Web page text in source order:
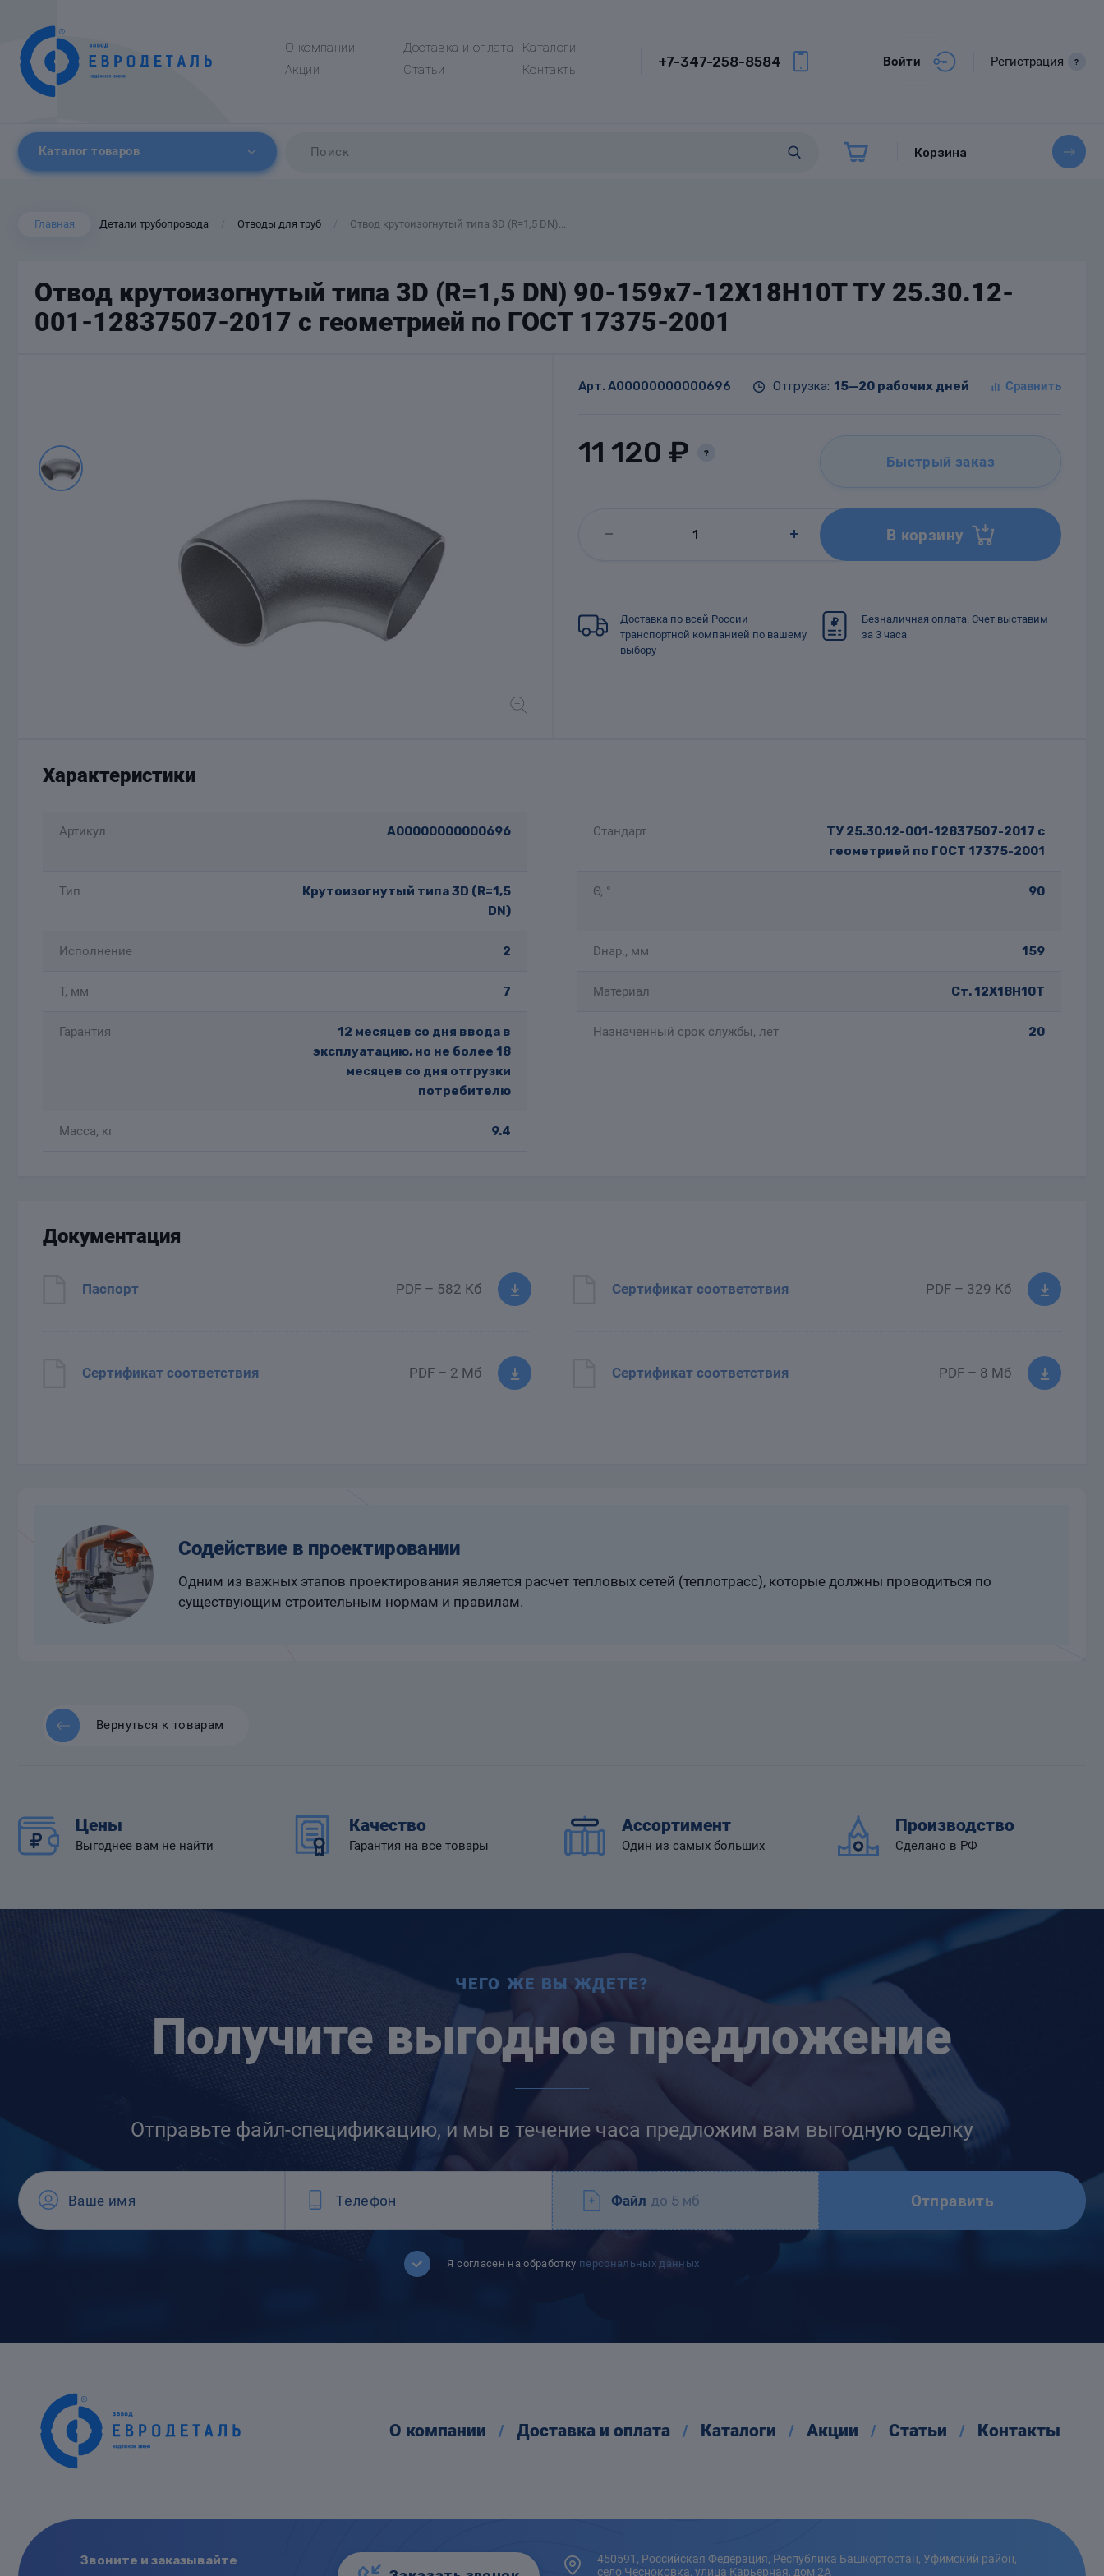
О компании Доставка и оплата
Каталоги
Акции
Статьи Контакты
+7-347-258-8584 Войти Регистрация ?
Каталог товаров Корзина
Главная Детали трубопровода Отводы для труб Отвод крутоизогнутый типа 3D (R=1,5 DN)...
Отвод крутоизогнутый типа 3D (R=1,5 DN) 90-159х7-12Х18Н10Т ТУ 25.30.12-
001-12837507-2017 с геометрией по ГОСТ 17375-2001
Арт. A00000000000696 Отгрузка: 15—20 рабочих дней
11 120 ₽ ? Быстрый заказ
В корзину
Доставка по всей России
транспортной компанией по вашему
выбору
Безналичная оплата. Счет выставим
за 3 часа
Характеристики
Артикул A00000000000696 Стандарт
ТУ 25.30.12-001-12837507-2017 с
геометрией по ГОСТ 17375-2001
Тип
Крутоизогнутый типа 3D (R=1,5
DN)
Θ, ° 90
Исполнение 2 Dнар., мм 159
T, мм 7 Материал Ст. 12Х18Н10Т
Гарантия
12 месяцев со дня ввода в
эксплуатацию, но не более 18
месяцев со дня отгрузки
потребителю
Назначенный срок службы, лет 20
Масса, кг 9.4
Документация
Паспорт PDF – 582 Кб Сертификат соответствия PDF – 329 Кб
Сертификат соответствия PDF – 2 Мб Сертификат соответствия PDF – 8 Мб
Содействие в проектировании
Одним из важных этапов проектирования является расчет тепловых сетей (теплотрасс), которые должны проводиться по
существующим строительным нормам и правилам.
Вернуться к товарам
Цены
Выгоднее вам не найти
Качество
Гарантия на все товары
Ассортимент
Один из самых больших
Производство
Сделано в РФ
ЧЕГО ЖЕ ВЫ ЖДЕТЕ?
Получите выгодное предложение
Отправьте файл-спецификацию, и мы в течение часа предложим вам выгодную сделку
Файл до 5 мб Отправить
Я согласен на обработку персональных данных
О компании Доставка и оплата Каталоги Акции Статьи Контакты
Звоните и заказывайте
450591, Российская Федерация, Республика Башкортостан, Уфимский район,
село Чесноковка, улица Карьерная, дом 2А